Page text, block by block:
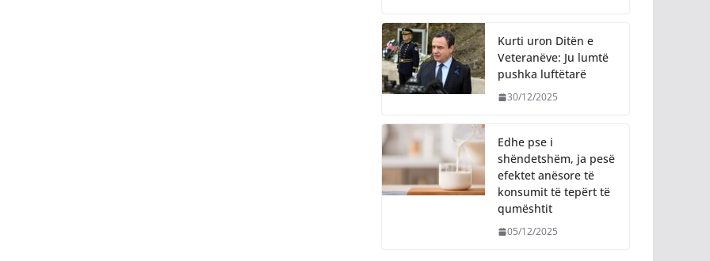
Kurti uron Ditën e
Veteranëve: Ju lumtë
pushka luftëtarë
30/12/2025
Edhe pse i
shëndetshëm, ja pesë
efektet anësore të
konsumit të tepërt të
qumështit
05/12/2025